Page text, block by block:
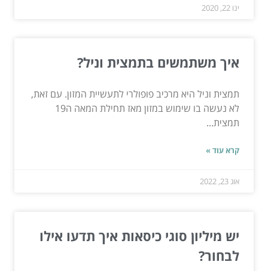
ינו 22, 2020
איך משתמשים בתמצית וניל?
תמצית וניל היא מרכיב פופולרי לתעשיית המזון. עם זאת,
לא נעשה בו שימוש במזון מאז תחילת המאה ה19
תמצית...
קרא עוד »
אוג 23, 2022
יש מיליון סוגי כיסאות איך תדעו אילו
לבחור?